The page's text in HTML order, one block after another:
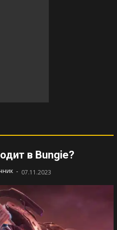
в Bungie?
- 07.11.2023